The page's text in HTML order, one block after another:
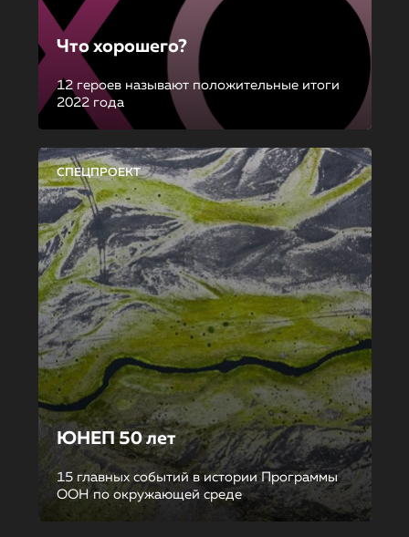
Что хорошего?
12 героев называют положительные итоги
2022 года
СПЕЦПРОЕКТ
ЮНЕП 50 лет
15 главных событий в истории Программы
ООН по окружающей среде